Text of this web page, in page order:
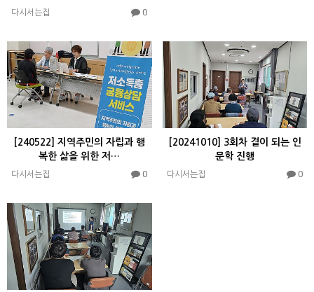
다시서는집 0
[240522] 지역주민의 자립과 행
복한 삶을 위한 저…
다시서는집 0
[20241010] 3회차 곁이 되는 인
문학 진행
다시서는집 0